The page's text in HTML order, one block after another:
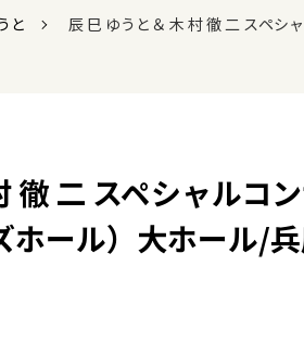
と 辰 巳 ゆうと＆ 木 村 徹 二 スペシ
徹 二 スペシャルコ
ール）大ホール/兵